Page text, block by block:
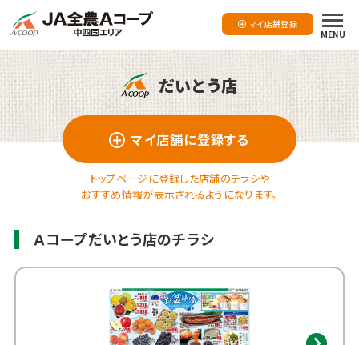
マイ店舗登録
MENU
だいとう店
マイ店舗に登録する
トップページに登録した店舗のチラシや
おすすめ情報が表示されるようになります。
Ａコープだいとう店のチラシ